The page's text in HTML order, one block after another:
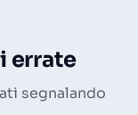
errate
segnalando